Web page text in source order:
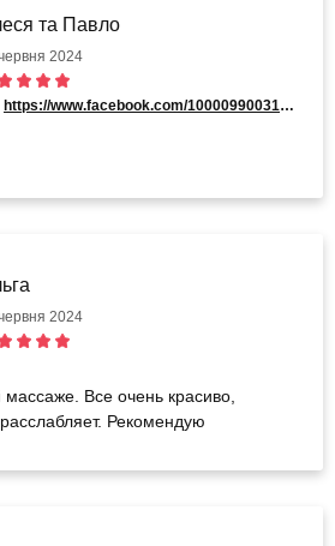
та Павло
2024
https://www.facebook.com/100009900317157
2024
Все очень красиво,
Рекомендую